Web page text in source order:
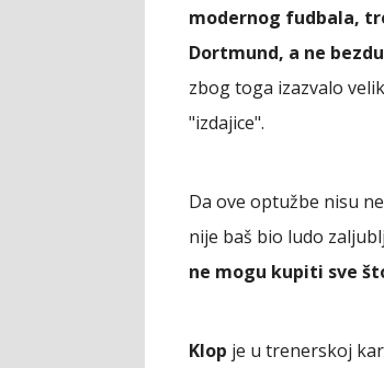
modernog fudbala,
Dortmund, a ne
zbog toga izazvalo
"izdajice".
Da ove optužbe nisu
nije baš bio ludo
ne mogu kupiti sve
Klop je u trenerskoj